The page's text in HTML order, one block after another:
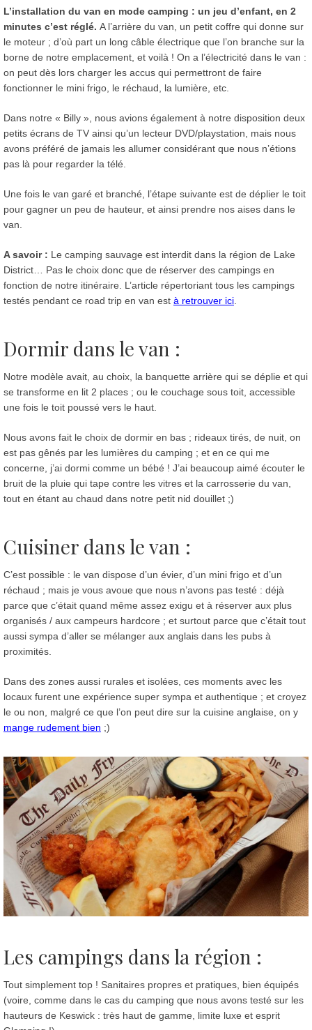
L’installation du van en mode camping : un jeu d’enfant, en 2
minutes c’est réglé. A l’arrière du van, un petit coffre qui donne sur
le moteur ; d’où part un long câble électrique que l’on branche sur la
borne de notre emplacement, et voilà ! On a l’électricité dans le van :
on peut dès lors charger les accus qui permettront de faire
fonctionner le mini frigo, le réchaud, la lumière, etc.
Dans notre « Billy », nous avions également à notre disposition deux
petits écrans de TV ainsi qu’un lecteur DVD/playstation, mais nous
avons préféré de jamais les allumer considérant que nous n’étions
pas là pour regarder la télé.
Une fois le van garé et branché, l’étape suivante est de déplier le toit
pour gagner un peu de hauteur, et ainsi prendre nos aises dans le
van.
A savoir : Le camping sauvage est interdit dans la région de Lake
District… Pas le choix donc que de réserver des campings en
fonction de notre itinéraire. L’article répertoriant tous les campings
testés pendant ce road trip en van est à retrouver ici
Dormir dans le van :
Notre modèle avait, au choix, la banquette arrière qui se déplie et qui
se transforme en lit 2 places ; ou le couchage sous toit, accessible
une fois le toit poussé vers le haut.
Nous avons fait le choix de dormir en bas ; rideaux tirés, de nuit, on
est pas gênés par les lumières du camping ; et en ce qui me
concerne, j’ai dormi comme un bébé ! J’ai beaucoup aimé écouter le
bruit de la pluie qui tape contre les vitres et la carrosserie du van,
tout en étant au chaud dans notre petit nid douillet ;)
Cuisiner dans le van :
C’est possible : le van dispose d’un évier, d’un mini frigo et d’un
réchaud ; mais je vous avoue que nous n’avons pas testé : déjà
parce que c’était quand même assez exigu et à réserver aux plus
organisés / aux campeurs hardcore ; et surtout parce que c’était tout
aussi sympa d’aller se mélanger aux anglais dans les pubs à
proximités.
Dans des zones aussi rurales et isolées, ces moments avec les
locaux furent une expérience super sympa et authentique ; et croyez
le ou non, malgré ce que l’on peut dire sur la cuisine anglaise, on y
mange rudement bien ;)
Les campings dans la région :
Tout simplement top ! Sanitaires propres et pratiques, bien équipés
(voire, comme dans le cas du camping que nous avons testé sur les
hauteurs de Keswick : très haut de gamme, limite luxe et esprit